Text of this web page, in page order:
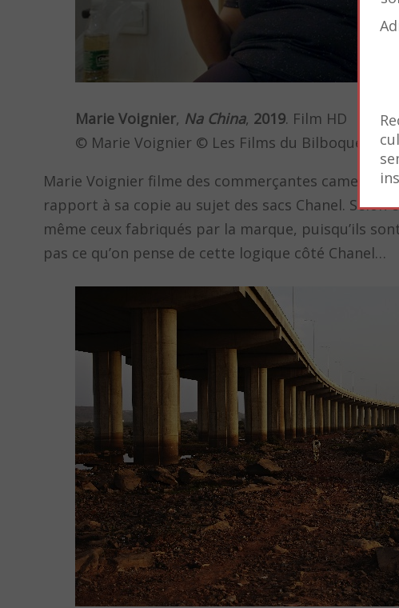
Marie Voignier, Na China, 2019. Film HD
© Marie Voignier © Les Films du Bilboquet
Marie Voignier filme des commerçantes
rapport à sa copie au sujet des sacs Chanel.
même ceux fabriqués par la marque, puisqu’ils
pas ce qu’on pense de cette logique côté Chanel…